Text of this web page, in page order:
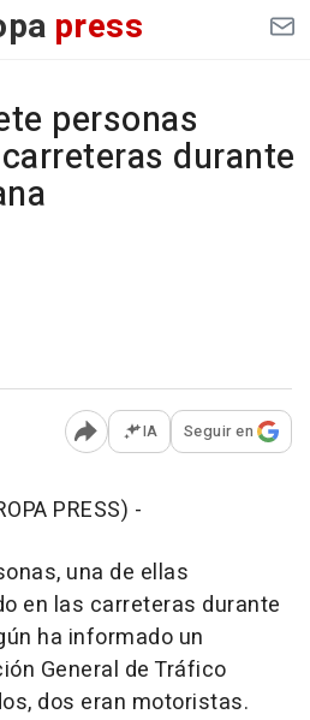
press
personas
durante
Abrir opciones para
IA Seguir en
PRESS) -
una de ellas
en las carreteras durante
ha informado un
General de Tráfico
dos eran motoristas.